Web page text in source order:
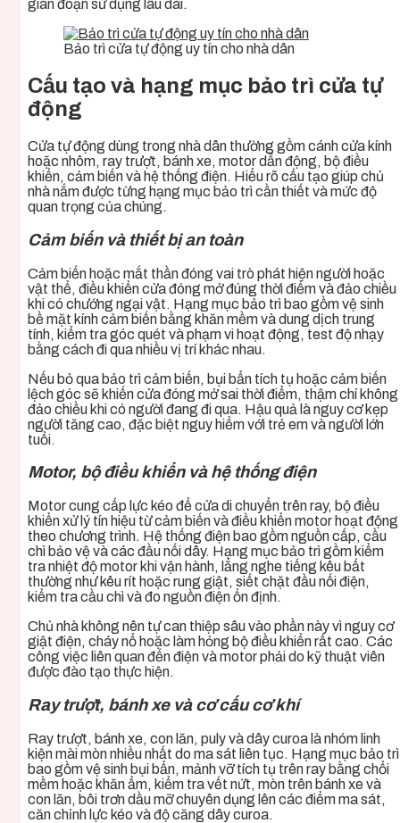
gián đoạn sử dụng lâu dài.
Bảo trì cửa tự động uy tín cho nhà dân
Cấu tạo và hạng mục bảo trì cửa tự
động
Cửa tự động dùng trong nhà dân thường gồm cánh cửa kính
hoặc nhôm, ray trượt, bánh xe, motor dẫn động, bộ điều
khiển, cảm biến và hệ thống điện. Hiểu rõ cấu tạo giúp chủ
nhà nắm được từng hạng mục bảo trì cần thiết và mức độ
quan trọng của chúng.
Cảm biến và thiết bị an toàn
Cảm biến hoặc mắt thần đóng vai trò phát hiện người hoặc
vật thể, điều khiển cửa đóng mở đúng thời điểm và đảo chiều
khi có chướng ngại vật. Hạng mục bảo trì bao gồm vệ sinh
bề mặt kính cảm biến bằng khăn mềm và dung dịch trung
tính, kiểm tra góc quét và phạm vi hoạt động, test độ nhạy
bằng cách đi qua nhiều vị trí khác nhau.
Nếu bỏ qua bảo trì cảm biến, bụi bẩn tích tụ hoặc cảm biến
lệch góc sẽ khiến cửa đóng mở sai thời điểm, thậm chí không
đảo chiều khi có người đang đi qua. Hậu quả là nguy cơ kẹp
người tăng cao, đặc biệt nguy hiểm với trẻ em và người lớn
tuổi.
Motor, bộ điều khiển và hệ thống điện
Motor cung cấp lực kéo để cửa di chuyển trên ray, bộ điều
khiển xử lý tín hiệu từ cảm biến và điều khiển motor hoạt động
theo chương trình. Hệ thống điện bao gồm nguồn cấp, cầu
chì bảo vệ và các đầu nối dây. Hạng mục bảo trì gồm kiểm
tra nhiệt độ motor khi vận hành, lắng nghe tiếng kêu bất
thường như kêu rít hoặc rung giật, siết chặt đầu nối điện,
kiểm tra cầu chì và đo nguồn điện ổn định.
Chủ nhà không nên tự can thiệp sâu vào phần này vì nguy cơ
giật điện, cháy nổ hoặc làm hỏng bộ điều khiển rất cao. Các
công việc liên quan đến điện và motor phải do kỹ thuật viên
được đào tạo thực hiện.
Ray trượt, bánh xe và cơ cấu cơ khí
Ray trượt, bánh xe, con lăn, puly và dây curoa là nhóm linh
kiện mài mòn nhiều nhất do ma sát liên tục. Hạng mục bảo trì
bao gồm vệ sinh bụi bẩn, mảnh vỡ tích tụ trên ray bằng chổi
mềm hoặc khăn ẩm, kiểm tra vết nứt, mòn trên bánh xe và
con lăn, bôi trơn dầu mỡ chuyên dụng lên các điểm ma sát,
căn chỉnh lực kéo và độ căng dây curoa.